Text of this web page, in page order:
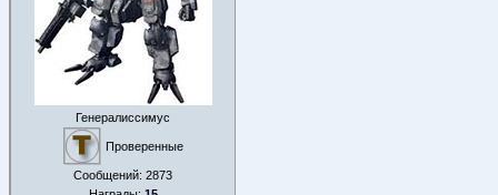
Генералиссимус
Проверенные
Сообщений: 2873